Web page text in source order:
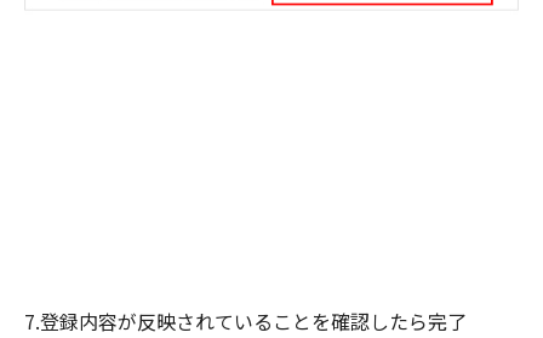
7.登録内容が反映されていることを確認したら完了